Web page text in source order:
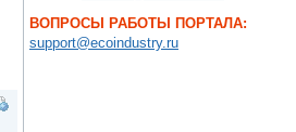
ВОПРОСЫ РАБОТЫ ПОРТАЛА:
support@ecoindustry.ru